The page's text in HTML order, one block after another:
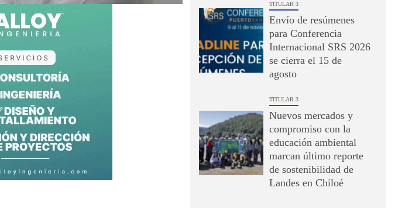
TITULAR 3
Envío de resúmenes
para Conferencia
Internacional SRS 2026
se cierra el 15 de
agosto
TITULAR 3
Nuevos mercados y
compromiso con la
educación ambiental
marcan último reporte
de sostenibilidad de
Landes en Chiloé